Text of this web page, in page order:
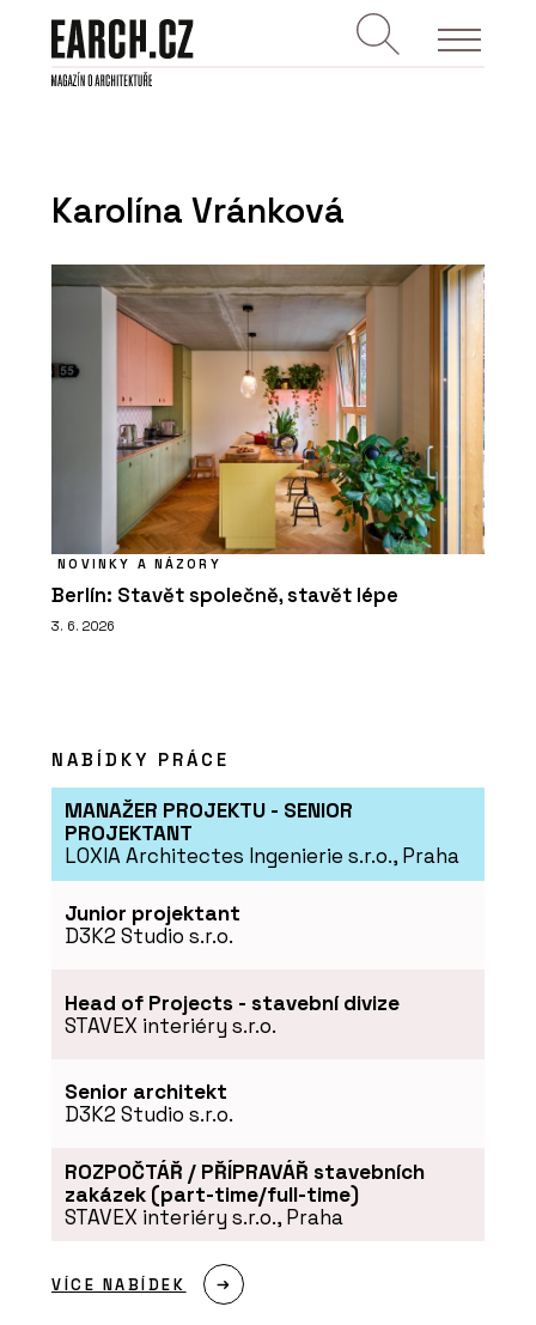
Karolína Vránková
NOVINKY A NÁZORY
Berlín: Stavět společně, stavět lépe
3. 6. 2026
NABÍDKY PRÁCE
MANAŽER PROJEKTU - SENIOR
PROJEKTANT
LOXIA Architectes Ingenierie s.r.o., Praha
Junior projektant
D3K2 Studio s.r.o.
Head of Projects - stavební divize
STAVEX interiéry s.r.o.
Senior architekt
D3K2 Studio s.r.o.
ROZPOČTÁŘ / PŘÍPRAVÁŘ stavebních
zakázek (part-time/full-time)
STAVEX interiéry s.r.o., Praha
VÍCE NABÍDEK